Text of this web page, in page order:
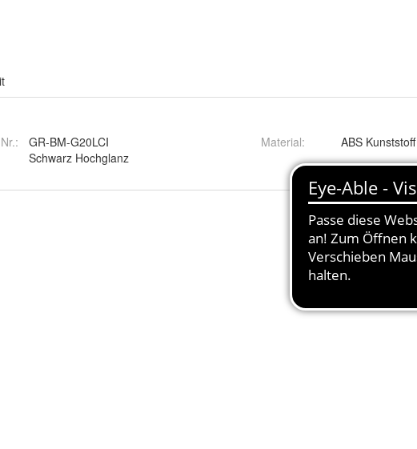
GR-BM-G20LCI
Schwarz Hochglanz
Material: ABS Kunststoff